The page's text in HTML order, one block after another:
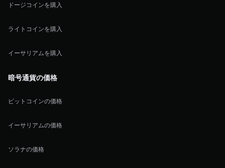
ドージコインを購入
ライトコインを購入
イーサリアムを購入
暗号通貨の価格
ビットコインの価格
イーサリアムの価格
ソラナの価格